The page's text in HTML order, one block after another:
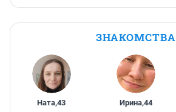
ЗНАКОМСТВА
Ната,43 Ирина,44